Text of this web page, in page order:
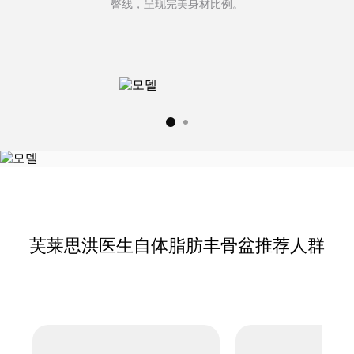
臀线，呈现完美身材比例。
芙莱思洪医生自体脂肪丰骨盆推荐人群